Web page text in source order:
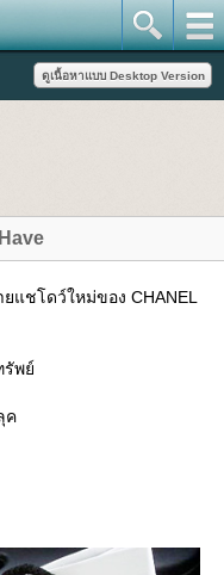
แชโดว์ใหม่ของ CHANEL
รัพย์
ค